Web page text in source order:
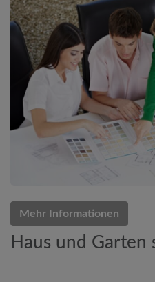
Mehr Informationen
Haus und Garten